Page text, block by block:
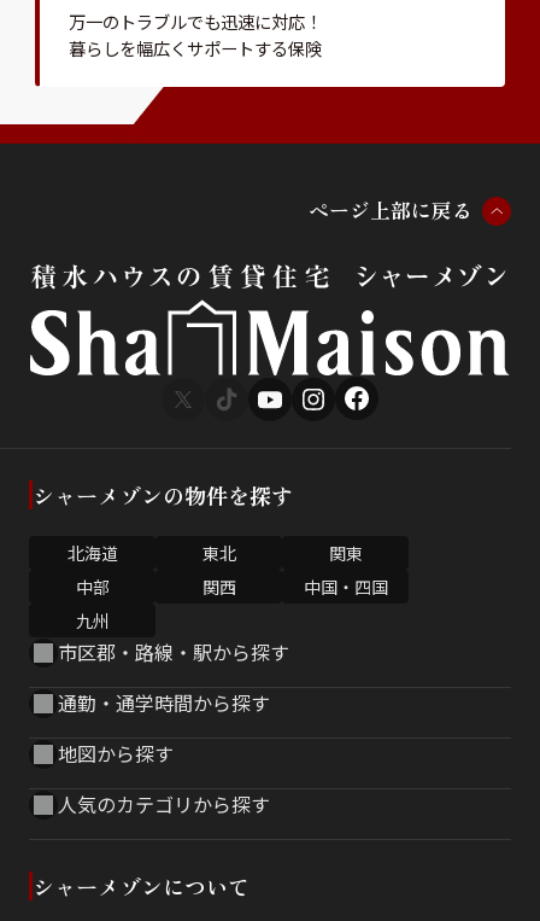
万一のトラブルでも迅速に対応！
暮らしを幅広くサポートする保険
ページ 上部に戻る
シャーメゾンの物件を探す
北海道 東北
関東
中部
関西
中国・四国
九州
市区郡・路線・駅から探す
通勤・通学時間から探す
地図から探す
人気のカテゴリから探す
シャーメゾンについて